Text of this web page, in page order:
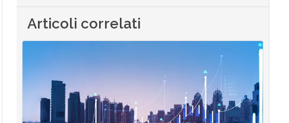
Articoli correlati